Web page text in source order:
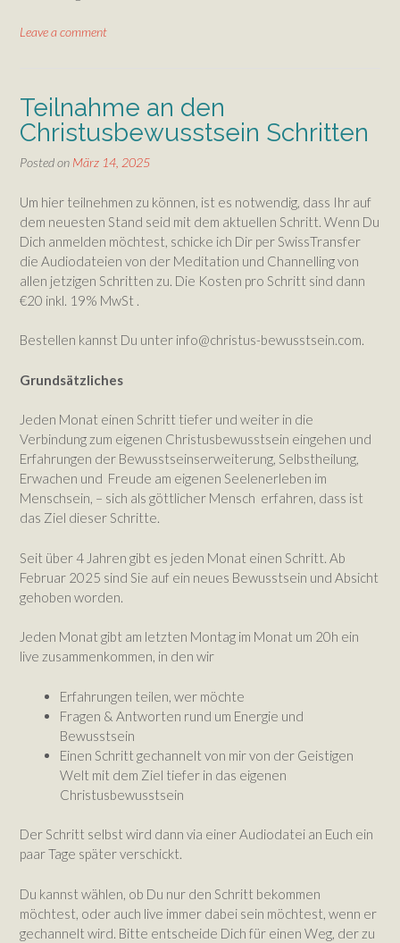
Leave a comment
Teilnahme an den
Christusbewusstsein Schritten
Posted on März 14, 2025
Um hier teilnehmen zu können, ist es notwendig, dass Ihr auf
dem neuesten Stand seid mit dem aktuellen Schritt. Wenn Du
Dich anmelden möchtest, schicke ich Dir per SwissTransfer
die Audiodateien von der Meditation und Channelling von
allen jetzigen Schritten zu. Die Kosten pro Schritt sind dann
€20 inkl. 19% MwSt .
Bestellen kannst Du unter info@christus-bewusstsein.com.
Grundsätzliches
Jeden Monat einen Schritt tiefer und weiter in die
Verbindung zum eigenen Christusbewusstsein eingehen und
Erfahrungen der Bewusstseinserweiterung, Selbstheilung,
Erwachen und Freude am eigenen Seelenerleben im
Menschsein, – sich als göttlicher Mensch erfahren, dass ist
das Ziel dieser Schritte.
Seit über 4 Jahren gibt es jeden Monat einen Schritt. Ab
Februar 2025 sind Sie auf ein neues Bewusstsein und Absicht
gehoben worden.
Jeden Monat gibt am letzten Montag im Monat um 20h ein
live zusammenkommen, in den wir
Erfahrungen teilen, wer möchte
Fragen & Antworten rund um Energie und
Bewusstsein
Einen Schritt gechannelt von mir von der Geistigen
Welt mit dem Ziel tiefer in das eigenen
Christusbewusstsein
Der Schritt selbst wird dann via einer Audiodatei an Euch ein
paar Tage später verschickt.
Du kannst wählen, ob Du nur den Schritt bekommen
möchtest, oder auch live immer dabei sein möchtest, wenn er
gechannelt wird. Bitte entscheide Dich für einen Weg, der zu